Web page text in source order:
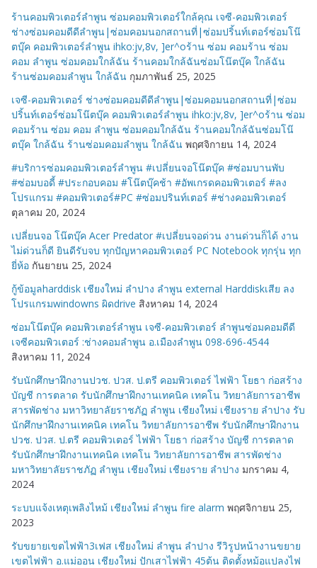
ร้านคอมพิวเตอร์ลำพูน ซ่อมคอมพิวเตอร์ใกล้คุณ เจซี-คอมพิวเตอร์
ช่างซ่อมคอมดีดีลำพูน|ซ่อมคอมนอกสถานที่|ซ่อมปริ้นท์เตอร์ซ่อมโน๊
ตบุ๊ค คอมพิวเตอร์ลำพูน ihko:jv,8v, ]er^oร้าน ซ่อม คอมร้าน ซ่อม
คอม ลำพูน ซ่อมคอมใกล้ฉัน ร้านคอมใกล้ฉันซ่อมโน๊ตบุ๊ค ใกล้ฉัน
ร้านซ่อมคอมลำพูน ใกล้ฉัน กุมภาพันธ์ 25, 2025
เจซี-คอมพิวเตอร์ ช่างซ่อมคอมดีดีลำพูน|ซ่อมคอมนอกสถานที่|ซ่อม
ปริ้นท์เตอร์ซ่อมโน๊ตบุ๊ค คอมพิวเตอร์ลำพูน ihko:jv,8v, ]er^oร้าน ซ่อม
คอมร้าน ซ่อม คอม ลำพูน ซ่อมคอมใกล้ฉัน ร้านคอมใกล้ฉันซ่อมโน๊
ตบุ๊ค ใกล้ฉัน ร้านซ่อมคอมลำพูน ใกล้ฉัน พฤศจิกายน 14, 2024
#บริการซ่อมคอมพิวเตอร์ลำพูน #เปลี่ยนจอโน๊ตบุ๊ค #ซ่อมบานพับ
#ซ่อมบอดี้ #ประกอบคอม #โน๊ตบุ๊คช้า #อัพเกรดคอมพิวเตอร์ #ลง
โปรแกรม #คอมพิวเตอร์#PC #ซ่อมปรินท์เตอร์ #ช่างคอมพิวเตอร์
ตุลาคม 20, 2024
เปลี่ยนจอ โน๊ตบุ๊ค Acer Predator #เปลี่ยนจอด่วน งานด่วนก็ได้ งาน
ไม่ด่วนก็ดี ยินดีรับจบ ทุกปัญหาคอมพิวเตอร์ PC Notebook ทุกรุ่น ทุก
ยี่ห้อ กันยายน 25, 2024
กู้ข้อมูลharddisk เชียงใหม่ ลำปาง ลำพูน external Harddiskเสีย ลง
โปรแกรมwindowns ผิดdrive สิงหาคม 14, 2024
ซ่อมโน๊ตบุ๊ค คอมพิวเตอร์ลำพูน เจซี-คอมพิวเตอร์ ลำพูนซ่อมคอมดีดี
เจซีคอมพิวเตอร์ :ช่างคอมลำพูน อ.เมืองลำพูน 098-696-4544
สิงหาคม 11, 2024
รับนักศึกษาฝึกงานปวช. ปวส. ป.ตรี คอมพิวเตอร์ ไฟฟ้า โยธา ก่อสร้าง
บัญชี การตลาด รับนักศึกษาฝึกงานเทคนิค เทคโน วิทยาลัยการอาชีพ
สารพัดช่าง มหาวิทยาลัยราชภัฏ ลำพูน เชียงใหม่ เชียงราย ลำปาง รับ
นักศึกษาฝึกงานเทคนิค เทคโน วิทยาลัยการอาชีพ รับนักศึกษาฝึกงาน
ปวช. ปวส. ป.ตรี คอมพิวเตอร์ ไฟฟ้า โยธา ก่อสร้าง บัญชี การตลาด
รับนักศึกษาฝึกงานเทคนิค เทคโน วิทยาลัยการอาชีพ สารพัดช่าง
มหาวิทยาลัยราชภัฏ ลำพูน เชียงใหม่ เชียงราย ลำปาง มกราคม 4,
2024
ระบบแจ้งเหตุเพลิงไหม้ เชียงใหม่ ลำพูน fire alarm พฤศจิกายน 25,
2023
รับขยายเขตไฟฟ้า3เฟส เชียงใหม่ ลำพูน ลำปาง รีวิรูปหน้างานขยาย
เขตไฟฟ้า อ.แม่ออน เชียงใหม่ ปักเสาไฟฟ้า 45ต้น ติดตั้งหม้อแปลงไฟ